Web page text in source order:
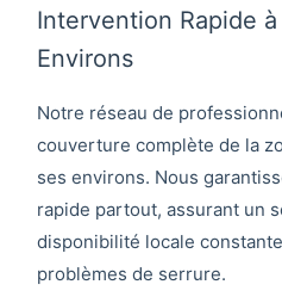
Intervention Rapide
Environs
Notre réseau de
couverture complète de la
ses environs. Nous
rapide partout, assurant un
disponibilité locale
problèmes de serrure.